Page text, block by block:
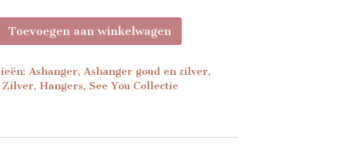
Toevoegen aan winkelwagen
Ashanger, Ashanger goud en zilver,
Zilver,Hangers, See You Collectie